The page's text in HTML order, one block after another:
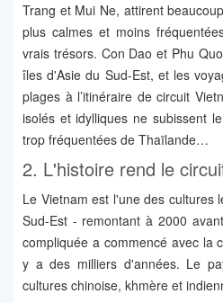
Trang et Mui Ne, attirent
plus calmes et moins
vrais trésors. Con Dao et Phu
îles d'Asie du Sud-Est, et les
plages à l’itinéraire de circuit
isolés et idylliques ne subissent
trop fréquentées de Thaïlande…
2. L'histoire rend le
Le Vietnam est l'une des cultures
Sud-Est - remontant à 2000
compliquée a commencé avec la
y a des milliers d'années. Le
cultures chinoise, khmère et